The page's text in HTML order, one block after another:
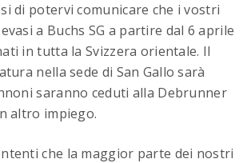
per la piegatura dell’acciaio di
giunti di sovrapposizione,
ancoraggio e dimensioni minime dei
– calcolati in modo digitale secondo
SIA 262 (2025)
di potervi comunicare che i vostri
a Buchs SG a partire dal 6 aprile
in tutta la Svizzera orientale. Il
nella sede di San Gallo sarà
saranno ceduti alla Debrunner
altro impiego.
che la maggior parte dei nostri